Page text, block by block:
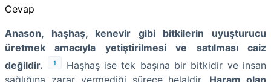
Cevap
Anason, haşhaş, kenevir gibi bitkilerin uyuşturucu
üretmek amacıyla yetiştirilmesi ve satılması caiz
değildir.
1
Haşhaş ise tek başına bir bitkidir ve insan